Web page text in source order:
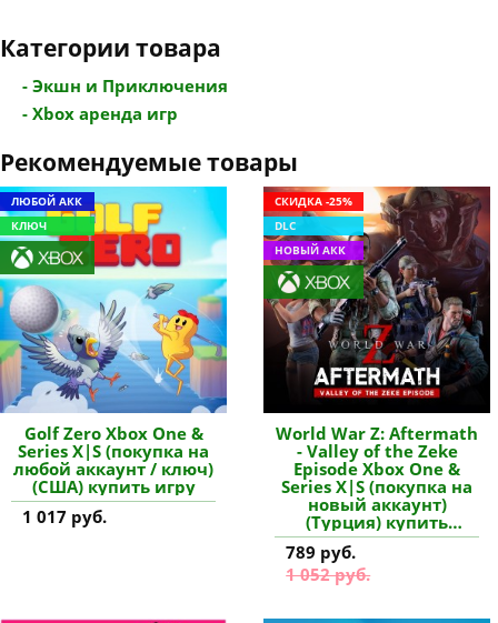
Категории товара
- Экшн и Приключения
- Xbox аренда игр
Рекомендуемые товары
ЛЮБОЙ АКК
КЛЮЧ
Golf Zero Xbox One &
Series X|S (покупка на
любой аккаунт / ключ)
(США) купить игру
1 017 руб.
СКИДКА -25%
DLC
НОВЫЙ АКК
World War Z: Aftermath
- Valley of the Zeke
Episode Xbox One &
Series X|S (покупка на
новый аккаунт)
(Турция) купить
дополнение
789 руб.
1 052 руб.